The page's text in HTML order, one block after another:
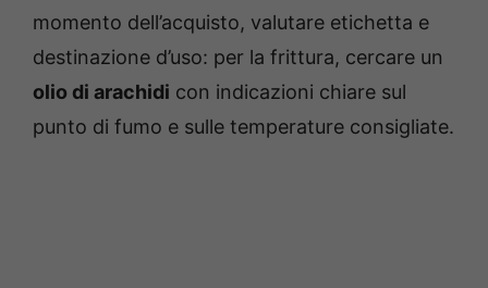
momento dell’acquisto, valutare etichetta e
destinazione d’uso: per la frittura, cercare un
olio di arachidi con indicazioni chiare sul
punto di fumo e sulle temperature consigliate.